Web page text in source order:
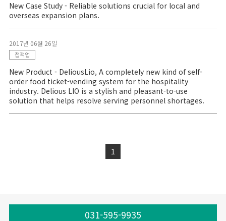
New Case Study - Reliable solutions crucial for local and
overseas expansion plans.
2017년 06월 26일
접객업
New Product - DeliousLio, A completely new kind of self-
order food ticket-vending system for the hospitality
industry. Delious LIO is a stylish and pleasant-to-use
solution that helps resolve serving personnel shortages.
1
031-595-9935